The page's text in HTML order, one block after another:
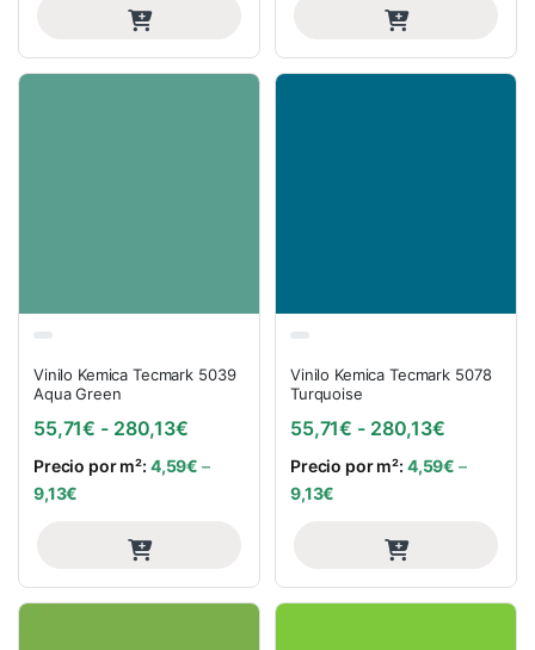
Vinilo Kemica Tecmark 5039
Aqua Green
55,71€ - 280,13€Rango de precios: desde 55,71€
Precio por m²: 4,59€ –
9,13€
Vinilo Kemica Tecmark 5078
Turquoise
55,71€ - 280,13€Rango
Precio por m²: 4,59€ –
9,13€